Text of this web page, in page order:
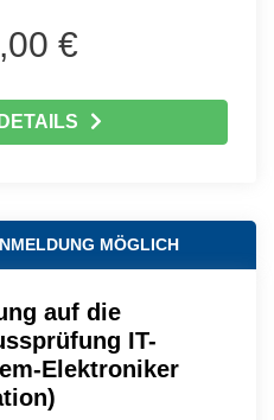
€
MÖGLICH
auf die
IT-
Elektroniker